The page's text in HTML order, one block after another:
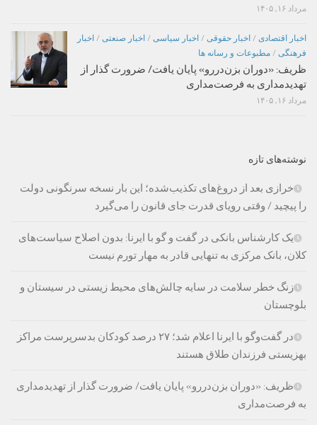
مرداد ۱۶, ۱۴۰۵
اخبار اقتصادی / اخبار حقوقی / اخبار سیاسی / اخبار صنعتی / اخبار
فرهنگی / مطبوعات و رسانه ها
ظریف: «دوران بزن‌دررو» پایان یافت/ ضرورت گذار از
تهدیدمداری به فرصت‌مداری
مرداد ۱۶, ۱۴۰۵
نوشته‌های تازه
خرازی بعد از دروغ‌های تکذیب‌شده؛ این بار نسخه سرنگونی دولت
را پیچید / وقتی رویای قدرت جای قانون را می‌گیرد
یک کارشناس بانکی در گفت و گو با ایرنا: بدون اصلاح سیاست‌های
کلان، بانک مرکزی به تنهایی قادر به مهار تورم نیست
زنگ خطر سلامت در سایه چالش‌های محیط زیستی در سیستان و
بلوچستان
در گفت‌وگو با ایرنا اعلام شد؛ ۲۷ درصد کودکان بدسرپرست مراکز
بهزیستی فرزندان طلاق هستند
ظریف: «دوران بزن‌دررو» پایان یافت/ ضرورت گذار از تهدیدمداری
به فرصت‌مداری